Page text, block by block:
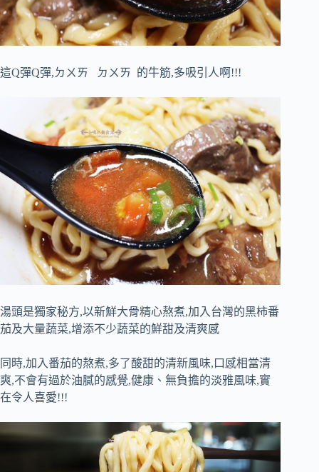
這Q彈Q彈,ㄉㄨㄞ ㄉㄨㄞ 的牛筋,多吸引人啊!!!
湯頭是獨家秘方,以新鮮大骨精心熬煮,加入台灣的黑柿番
茄及大量蔬菜,增添不少蔬菜的鮮甜及清爽感
同時,加入番茄的熬煮,多了酸甜的清新風味,口感相當清
爽,不會有過於油膩的感覺,健康、無負擔的淡雅風味,實
在令人喜愛!!!